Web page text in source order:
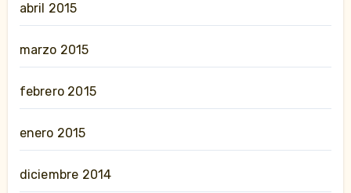
abril 2015
marzo 2015
febrero 2015
enero 2015
diciembre 2014